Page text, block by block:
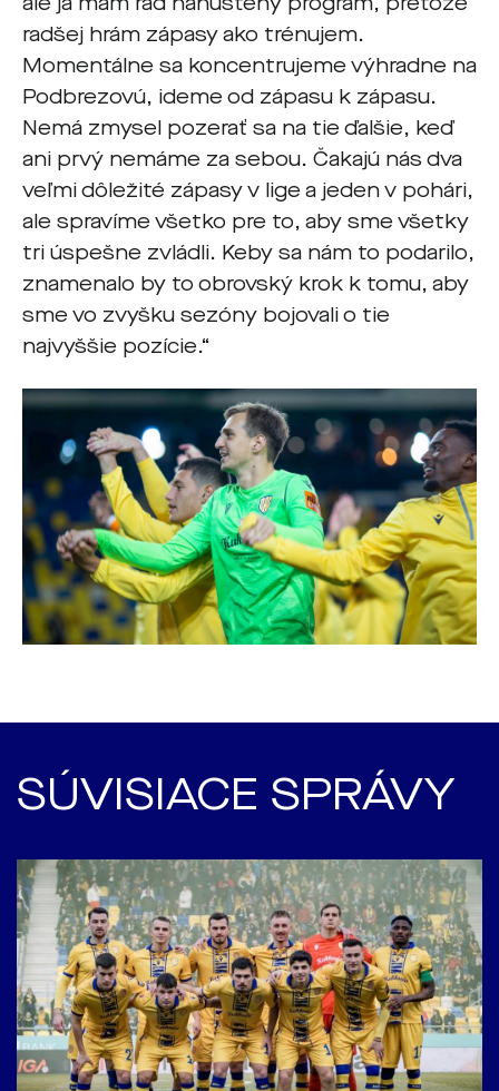
radšej hrám zápasy ako trénujem.
Momentálne sa koncentrujeme výhradne na
Podbrezovú, ideme od zápasu k zápasu.
Nemá zmysel pozerať sa na tie ďalšie, keď
ani prvý nemáme za sebou. Čakajú nás dva
veľmi dôležité zápasy v lige a jeden v pohári,
ale spravíme všetko pre to, aby sme všetky
tri úspešne zvládli. Keby sa nám to podarilo,
znamenalo by to obrovský krok k tomu, aby
sme vo zvyšku sezóny bojovali o tie
najvyššie pozície.“
SÚVISIACE SPRÁVY